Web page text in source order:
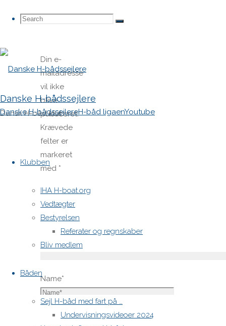
Search
Search
Search
Danske H-bådssejlere
Dansk H-båd klub
Danske H-bådssejlereH-båd ligaenYoutube
Klubben
IHA H-boat.org
Vedtægter
Bestyrelsen
Referater og regnskaber
Bliv medlem
Båden
Sejl H-båd med fart på …
Undervisningsvideoer 2024
svar
Din e-
mailadresse
vil ikke
blive
publiceret.
Krævede
felter er
markeret
med *
Comment
Name*
Email *